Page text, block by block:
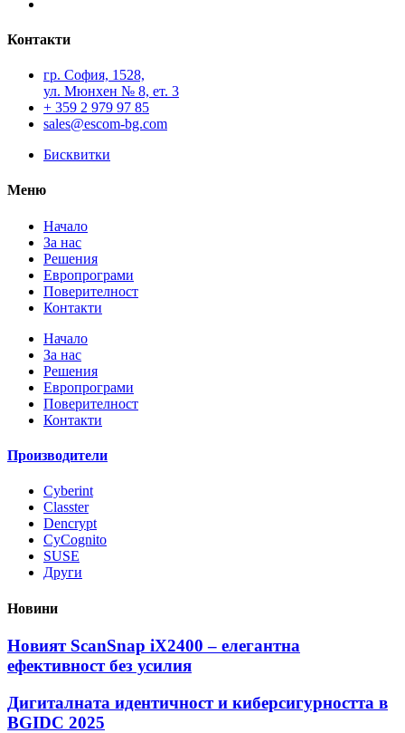
Контакти
гр. София, 1528,
ул. Мюнхен № 8, eт. 3
+ 359 2 979 97 85
sales@escom-bg.com
Бисквитки
Меню
Начало
За нас
Решения
Европрограми
Поверителност
Контакти
Начало
За нас
Решения
Европрограми
Поверителност
Контакти
Производители
Cyberint
Classter
Dencrypt
CyCognito
SUSE
Други
Новини
Новият ScanSnap iX2400 – елегантна
ефективност без усилия
Дигиталната идентичност и киберсигурността в
BGIDC 2025